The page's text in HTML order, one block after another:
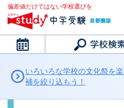
偏差値だけではない学校選びを
カレンダー
いろいろな学校の文化祭を
補を絞り込もう！